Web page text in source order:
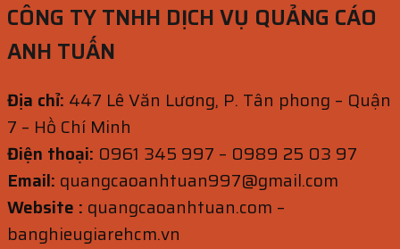
CÔNG TY TNHH DỊCH VỤ QUẢNG CÁO
ANH TUẤN
Địa chỉ: 447 Lê Văn Lương, P. Tân phong – Quận
7 – Hồ Chí Minh
Điện thoại: 0961 345 997 – 0989 25 03 97
Email: quangcaoanhtuan997@gmail.com
Website : quangcaoanhtuan.com –
banghieugiarehcm.vn